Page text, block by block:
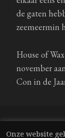
de gaten
zeemeermin
House of
november
Con in de
Privacy Policy
Onze website